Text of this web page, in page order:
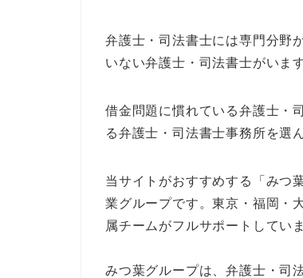
弁護士・司法書士には専門分野
いない弁護士・司法書士がいます
借金問題に慣れている弁護士・
る弁護士・司法書士事務所を選
当サイトがおすすめする「みつ
業グループです。東京・福岡・
属チームがフルサポートしていま
みつ葉グループは、弁護士・司